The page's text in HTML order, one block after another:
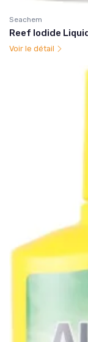
Seachem
Reef Iodide
Voir le détail